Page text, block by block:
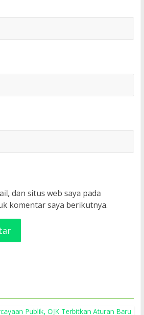
dan situs web saya pada
komentar saya berikutnya.